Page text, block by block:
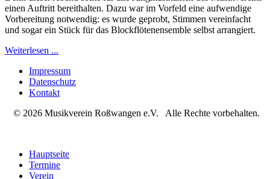
einen Auftritt bereithalten. Dazu war im Vorfeld eine aufwendige
Vorbereitung notwendig: es wurde geprobt, Stimmen vereinfacht
und sogar ein Stück für das Blockflötenensemble selbst arrangiert.
Weiterlesen ...
Impressum
Datenschutz
Kontakt
© 2026 Musikverein Roßwangen e.V. Alle Rechte vorbehalten.
Hauptseite
Termine
Verein